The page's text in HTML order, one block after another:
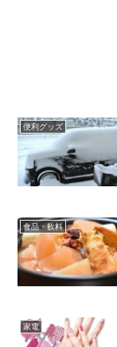
便利グッズ
食品・飲料
家電